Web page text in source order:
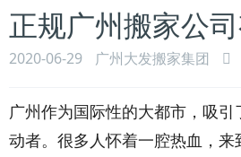
正规广州搬家公
2020-06-29 广州大发搬家集团
广州作为国际性的大都市，吸
动者。很多人怀着一腔热血，